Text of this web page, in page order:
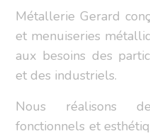
Métallerie Gerard
et menuiseries
aux besoins des
et des industriels.
Nous réalisons
fonctionnels et